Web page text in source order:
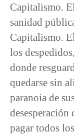
Capitalismo.
sanidad
Capitalismo.
los
donde
quedarse sin
paranoia de
desesperación
pagar todos